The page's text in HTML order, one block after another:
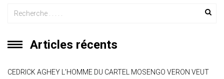
Articles récents
CEDRICK AGHEY L’HOMME DU CARTEL MOSENGO VERON VEUT